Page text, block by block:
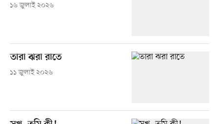
১৬ জুলাই ২০২৬
তারা ঝরা রাতে
১১ জুলাই ২০২৬